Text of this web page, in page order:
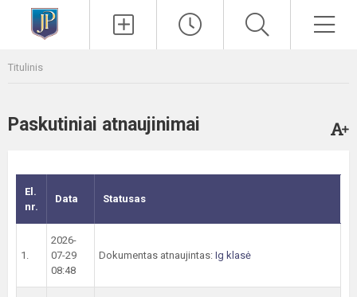
Titulinis
Paskutiniai atnaujinimai
El.
nr.
Data Statusas
1.
2026-
07-29
08:48
Dokumentas atnaujintas: Ig klasė